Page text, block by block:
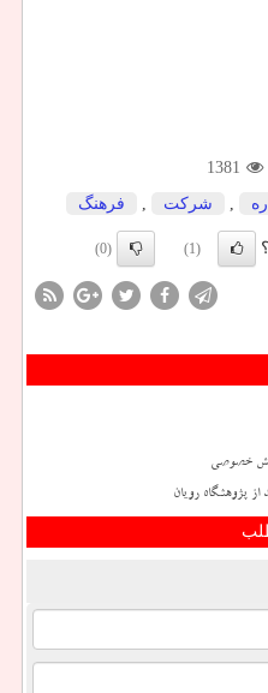
1381
شركت فرهنگ
(1)
(0)
بخش خصوصی
از پژوهشگاه رویان